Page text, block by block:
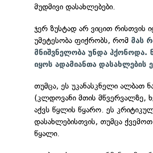
მუდმივი დასახლებები.
ჯერ ზუსტად არ ვიცით რისთვის
უმეტესობა ფიქრობს, რომმას
მნიშვნელობა უნდა ჰქონოდა.
იყოს ადამიანთა
თუმცა, ეს უკანასკნელი ალბათ
(კლდოვანი მთის მწვერვალზე,
აქვს წყლის წყარო. ეს
დასახლებისთვის, თუმცა
წყალი.